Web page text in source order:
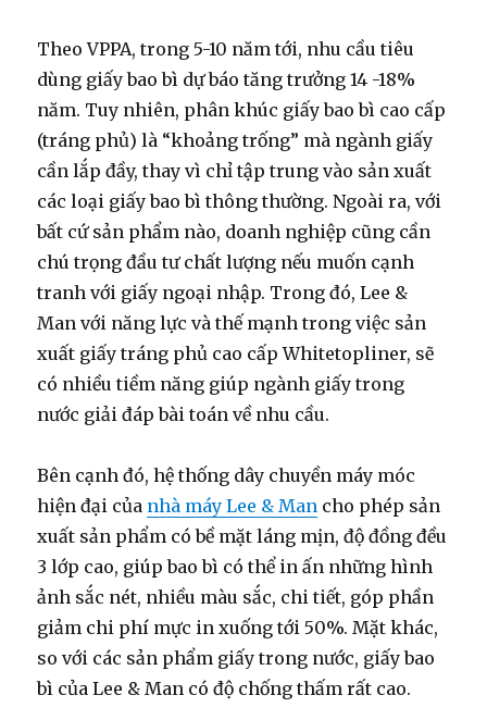
Theo VPPA, trong 5-10 năm tới, nhu cầu tiêu
dùng giấy bao bì dự báo tăng trưởng 14 -18%
năm. Tuy nhiên, phân khúc giấy bao bì cao cấp
(tráng phủ) là “khoảng trống” mà ngành giấy
cần lắp đầy, thay vì chỉ tập trung vào sản xuất
các loại giấy bao bì thông thường. Ngoài ra, với
bất cứ sản phẩm nào, doanh nghiệp cũng cần
chú trọng đầu tư chất lượng nếu muốn cạnh
tranh với giấy ngoại nhập. Trong đó, Lee &
Man với năng lực và thế mạnh trong việc sản
xuất giấy tráng phủ cao cấp Whitetopliner, sẽ
có nhiều tiềm năng giúp ngành giấy trong
nước giải đáp bài toán về nhu cầu.
Bên cạnh đó, hệ thống dây chuyền máy móc
hiện đại của nhà máy Lee & Man cho phép sản
xuất sản phẩm có bề mặt láng mịn, độ đồng đều
3 lớp cao, giúp bao bì có thể in ấn những hình
ảnh sắc nét, nhiều màu sắc, chi tiết, góp phần
giảm chi phí mực in xuống tới 50%. Mặt khác,
so với các sản phẩm giấy trong nước, giấy bao
bì của Lee & Man có độ chống thấm rất cao.